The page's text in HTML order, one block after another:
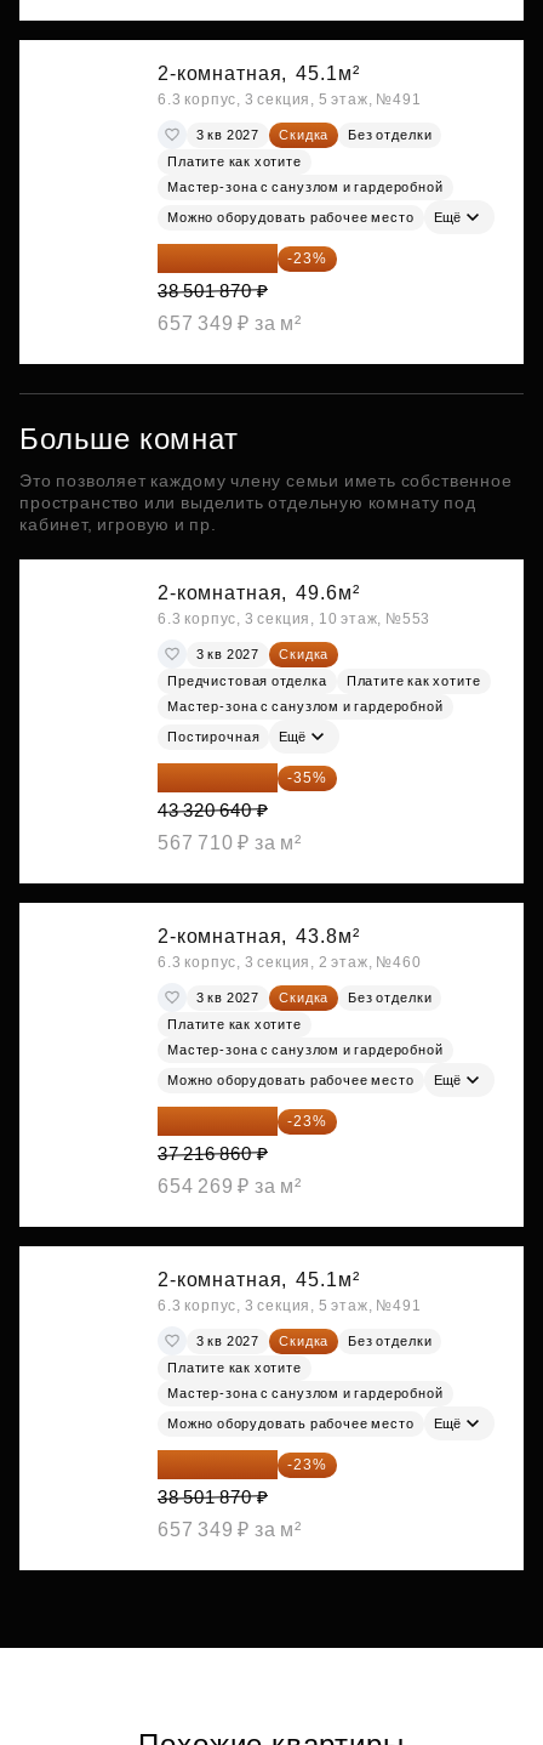
2-комнатная, 45.1м²
6.3 корпус, 3 секция, 5 этаж, №491
3 кв 2027 Скидка
Без отделки
Платите как хотите
Мастер-зона с санузлом и гардеробной
Можно оборудовать рабочее место Ещё
29 646 440 ₽ -23%
38 501 870 ₽
657 349 ₽ за м²
Больше комнат
Это позволяет каждому члену семьи иметь собственное
пространство или выделить отдельную комнату под
кабинет, игровую и пр.
2-комнатная, 49.6м²
6.3 корпус, 3 секция, 10 этаж, №553
3 кв 2027
Скидка
Предчистовая отделка
Платите как хотите
Мастер-зона с санузлом и гардеробной
Постирочная Ещё
28 158 416 ₽ -35%
43 320 640 ₽
567 710 ₽ за м²
2-комнатная, 43.8м²
6.3 корпус, 3 секция, 2 этаж, №460
3 кв 2027 Скидка
Без отделки
Платите как хотите
Мастер-зона с санузлом и гардеробной
Можно оборудовать рабочее место Ещё
28 656 982 ₽ -23%
37 216 860 ₽
654 269 ₽ за м²
2-комнатная, 45.1м²
6.3 корпус, 3 секция, 5 этаж, №491
3 кв 2027 Скидка
Без отделки
Платите как хотите
Мастер-зона с санузлом и гардеробной
Можно оборудовать рабочее место Ещё
29 646 440 ₽ -23%
38 501 870 ₽
657 349 ₽ за м²